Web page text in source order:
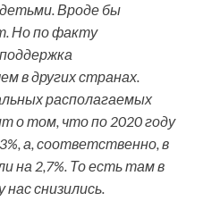
Вроде бы
Но по факту
в других странах.
располагаемых
о том, что по 2020 году
а, соответственно, в
на 2,7%. То есть там в
нас снизились.